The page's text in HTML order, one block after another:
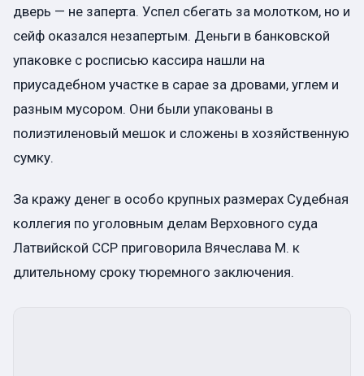
дверь — не заперта. Успел сбегать за молотком, но и
сейф оказался незапертым. Деньги в банковской
упаковке с росписью кассира нашли на
приусадебном участке в сарае за дровами, углем и
разным мусором. Они были упакованы в
полиэтиленовый мешок и сложены в хозяйственную
сумку.
За кражу денег в особо крупных размерах Судебная
коллегия по уголовным делам Верховного суда
Латвийской ССР приговорила Вячеслава М. к
длительному сроку тюремного заключения.